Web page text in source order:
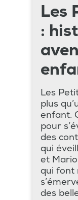
Les
:
Les
plus
enfant.
pour
des
qui
et
qui font
des